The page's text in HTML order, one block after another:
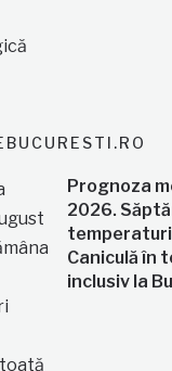
Prognoza
2026.
Caniculă în
inclusiv la